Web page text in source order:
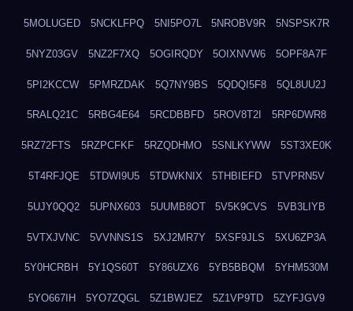
5MOLUGED 5NCKLFPQ 5NI5PO7L 5NROBV9R 5NSPSK7R
5NYZ03GV 5NZ2F7XQ 5OGIRQDY 5OIXNVW6 5OPF8A7F
5PI2KCCW 5PMRZDAK 5Q7NY9BS 5QDQI5F8 5QL8UU2J
5RALQ21C 5RBG4E64 5RCDBBFD 5ROV8T2I 5RP6DWR8
5RZ72FTS 5RZPCFKF 5RZQDHMO 5SNLKYWW 5ST3XE0K
5T4RFJQE 5TDWI9U5 5TDWKNIX 5THBIEFD 5TVPRN5V
5UJY0QQ2 5UPNX603 5UUMB8OT 5V5K9CVS 5VB3LIYB
5VTXJVNC 5VVNNS1S 5XJ2MR7Y 5XSF9JLS 5XU6ZP3A
5Y0HCRBH 5Y1QS60T 5Y86UZX6 5YB5BBQM 5YHM530M
5YO667IH 5YO7ZQGL 5Z1BWJEZ 5Z1VP9TD 5ZYFJGV9